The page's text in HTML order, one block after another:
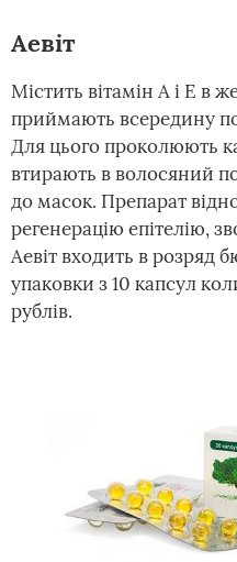
Аевіт
Містить вітамін А і Е в
приймають всередину
Для цього проколюють
втирають в волосяний
до масок. Препарат
регенерацію епітелію,
Аевіт входить в розряд
упаковки з 10 капсул
рублів.